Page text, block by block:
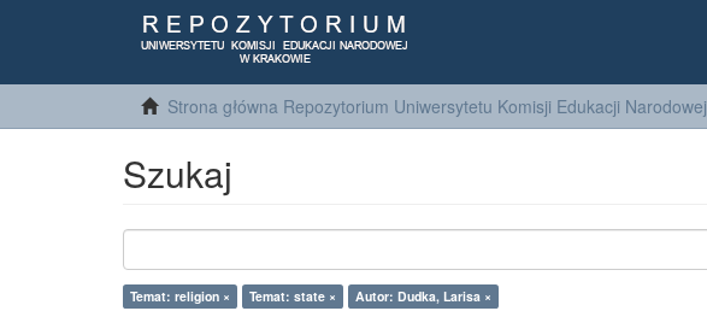
Strona główna Repozytorium Uniwersytetu Komisji Edukacji Narodowej
Szukaj
Temat: religion × Temat: state × Autor: Dudka, Larisa ×